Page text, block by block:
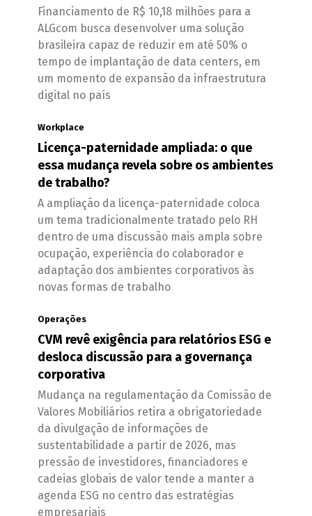
Financiamento de R$ 10,18 milhões para a
ALGcom busca desenvolver uma solução
brasileira capaz de reduzir em até 50% o
tempo de implantação de data centers, em
um momento de expansão da infraestrutura
digital no país
Workplace
Licença-paternidade ampliada: o que
essa mudança revela sobre os ambientes
de trabalho?
A ampliação da licença-paternidade coloca
um tema tradicionalmente tratado pelo RH
dentro de uma discussão mais ampla sobre
ocupação, experiência do colaborador e
adaptação dos ambientes corporativos às
novas formas de trabalho
Operações
CVM revê exigência para relatórios ESG e
desloca discussão para a governança
corporativa
Mudança na regulamentação da Comissão de
Valores Mobiliários retira a obrigatoriedade
da divulgação de informações de
sustentabilidade a partir de 2026, mas
pressão de investidores, financiadores e
cadeias globais de valor tende a manter a
agenda ESG no centro das estratégias
empresariais